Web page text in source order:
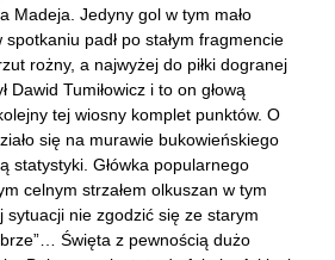
Madeja. Jedyny gol w tym mało
padł po stałym fragmencie
rożny, a najwyżej do piłki dogranej
Dawid Tumiłowicz i to on głową
tej wiosny komplet punktów. O
się na murawie bukowieńskiego
statystyki. Główka popularnego
celnym strzałem olkuszan w tym
sytuacji nie zgodzić się ze starym
Święta z pewnością dużo